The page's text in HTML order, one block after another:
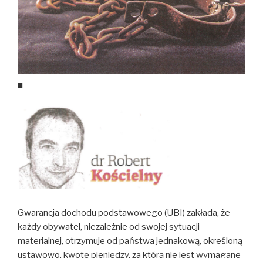
■
Gwarancja dochodu podstawowego (UBI) zakłada, że
każdy obywatel, niezależnie od swojej sytuacji
materialnej, otrzymuje od państwa jednakową, określoną
ustawowo, kwotę pieniędzy, za którą nie jest wymagane